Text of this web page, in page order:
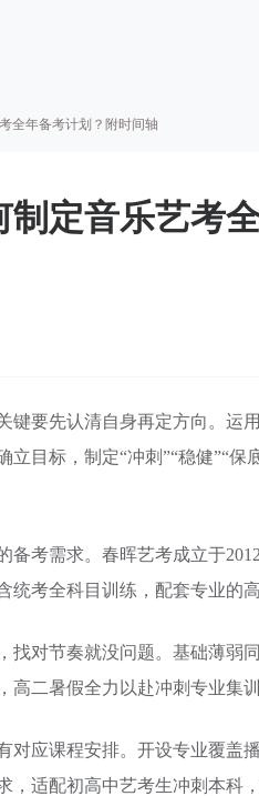
全年备考计划？附时间轴
定音乐艺考
键要先认清自身再定方向。运
目标，制定“冲刺”“稳健”“保
备考需求。春晖艺考成立于
考全科目训练，配套专业的
找对节奏就没问题。基础薄弱
二暑假全力以赴冲刺专业集
对应课程安排。开设专业覆盖
适配初高中艺考生冲刺本科